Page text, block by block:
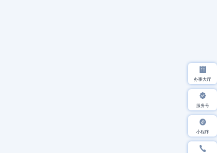
办事大厅
服务号
小程序